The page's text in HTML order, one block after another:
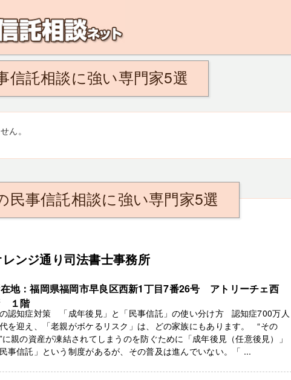
！こんなひとは民事信託がおすすめ。将来、認知症になるのが不安、親の認知症後
信託相談に強い専門家5選
ん。
民事信託相談に強い専門家5選
ンジ通り司法書士事務所
地：福岡県福岡市早良区西新1丁目7番26号 アトリーチェ西
１階
認知症対策 「成年後見」と「民事信託」の使い分け方 認知症700万人
を迎え、「老親がボケるリスク」は、どの家族にもあります。 “その
に親の資産が凍結されてしまうのを防ぐために「成年後見（任意後見）」
民事信託」という制度があるが、その普及は進んでいない。「 ...